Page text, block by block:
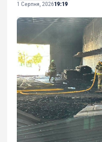
1 Серпня, 202619:19